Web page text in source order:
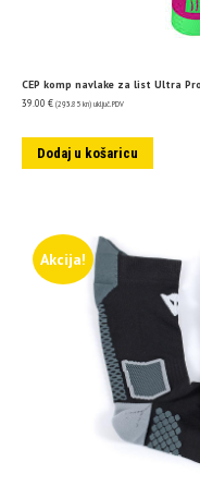
CEP komp navlake za list Ultra
39.00 € (293.85 kn) uključ. PDV
Dodaj u košaricu
Akcija!